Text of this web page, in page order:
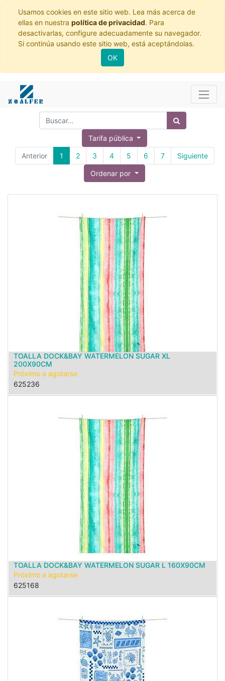
Usamos cookies en este sitio web. Lea más acerca de
ellas en nuestra política de privacidad. Para
desactivarlas, configure adecuadamente su navegador.
Si continúa usando este sitio web, está aceptándolas.
OK
Tarifa pública
Anterior 1 2 3 4 5 6 7 Siguiente
Ordenar por
TOALLA DOCK&BAY WATERMELON SUGAR XL
200X90CM
Próximo a agotarse
625236
TOALLA DOCK&BAY WATERMELON SUGAR L 160X90CM
Próximo a agotarse
625168